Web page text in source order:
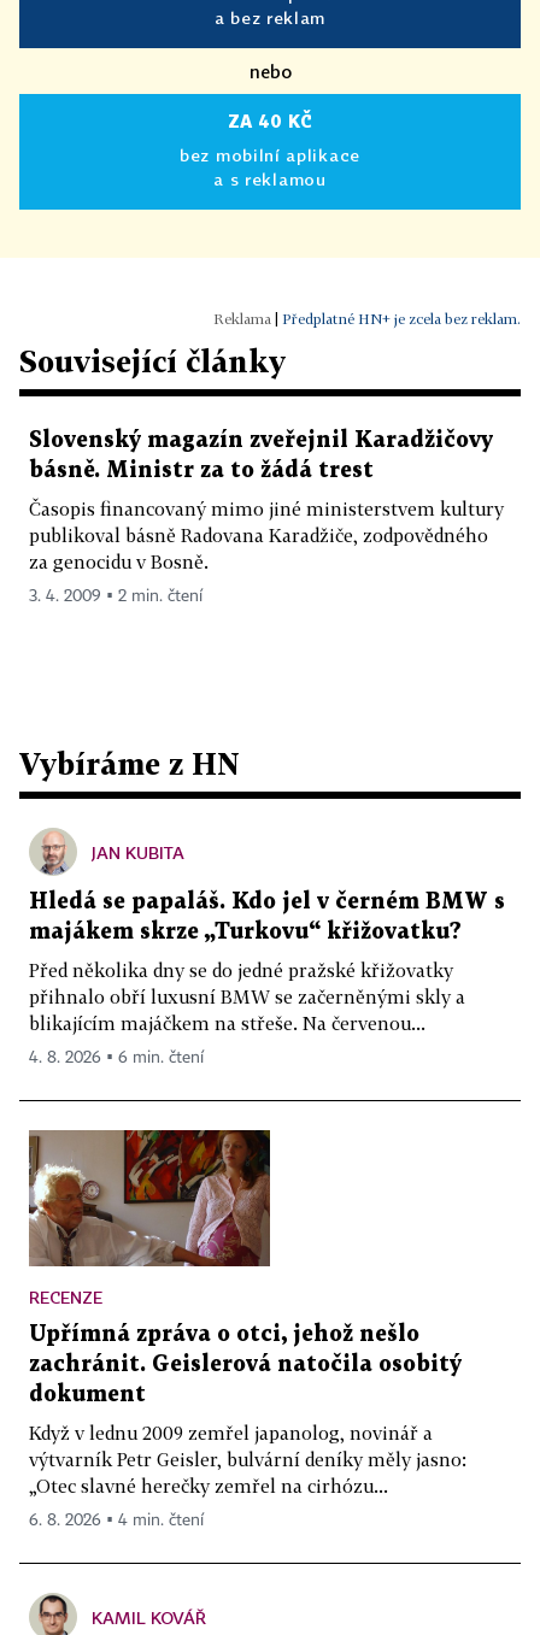
a bez reklam
nebo
ZA 40 KČ
bez mobilní aplikace
a s reklamou
Předplatné HN+ je zcela bez reklam.
Související články
Slovenský magazín zveřejnil Karadžičovy
básně. Ministr za to žádá trest
Časopis financovaný mimo jiné ministerstvem kultury
publikoval básně Radovana Karadžiče, zodpovědného
za genocidu v Bosně.
3. 4. 2009 ▪ 2 min. čtení
Vybíráme z HN
JAN KUBITA
Hledá se papaláš. Kdo jel v černém BMW s
majákem skrze „Turkovu“ křižovatku?
Před několika dny se do jedné pražské křižovatky
přihnalo obří luxusní BMW se začerněnými skly a
blikajícím majáčkem na střeše. Na červenou...
4. 8. 2026 ▪ 6 min. čtení
RECENZE
Upřímná zpráva o otci, jehož nešlo
zachránit. Geislerová natočila osobitý
dokument
Když v lednu 2009 zemřel japanolog, novinář a
výtvarník Petr Geisler, bulvární deníky měly jasno:
„Otec slavné herečky zemřel na cirhózu...
6. 8. 2026 ▪ 4 min. čtení
KAMIL KOVÁŘ